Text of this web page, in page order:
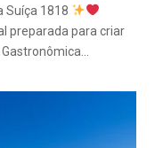
Suíça 1818
preparada para criar